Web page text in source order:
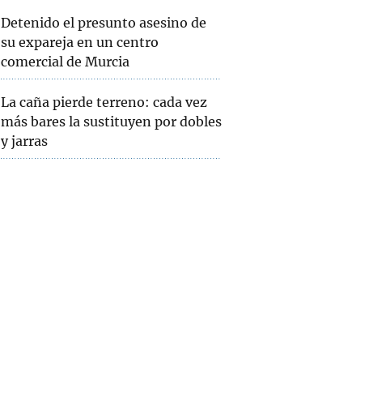
Detenido el presunto asesino de
su expareja en un centro
comercial de Murcia
La caña pierde terreno: cada vez
más bares la sustituyen por dobles
y jarras